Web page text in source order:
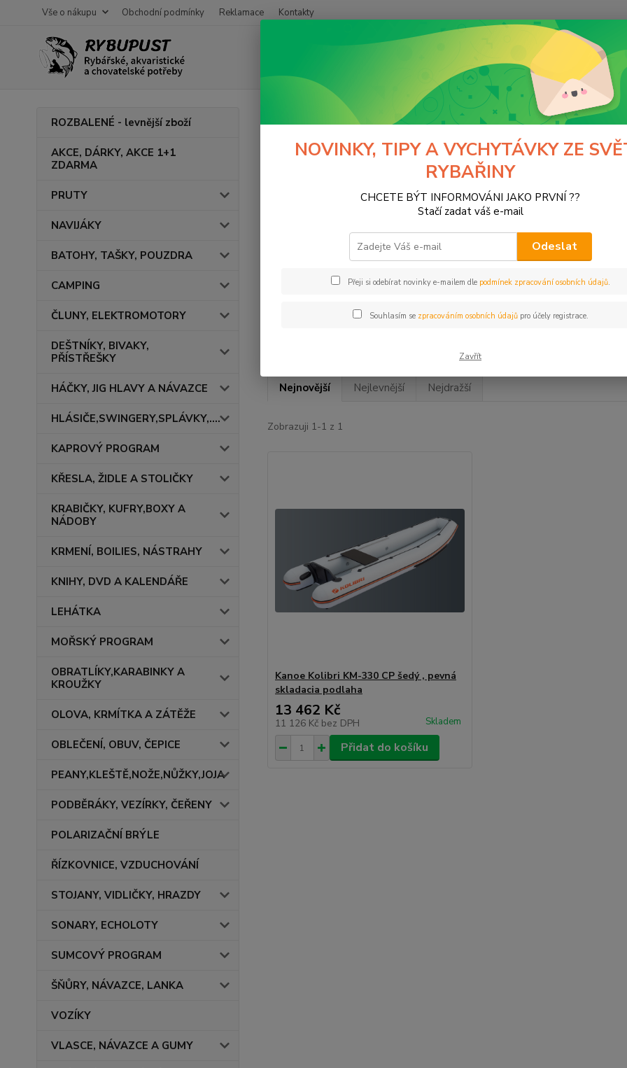
Vše o nákupu Obchodní podmínky Reklamace Kontakty
ROZBALENÉ - levnější zboží
AKCE, DÁRKY, AKCE 1+1
ZDARMA
PRUTY
NAVIJÁKY
BATOHY, TAŠKY, POUZDRA
CAMPING
ČLUNY, ELEKTROMOTORY
DEŠTNÍKY, BIVAKY,
PŘÍSTŘEŠKY
HÁČKY, JIG HLAVY A NÁVAZCE
HLÁSIČE,SWINGERY,SPLÁVKY,....
KAPROVÝ PROGRAM
KŘESLA, ŽIDLE A STOLIČKY
KRABIČKY, KUFRY,BOXY A
NÁDOBY
KRMENÍ, BOILIES, NÁSTRAHY
KNIHY, DVD A KALENDÁŘE
LEHÁTKA
MOŘSKÝ PROGRAM
OBRATLÍKY,KARABINKY A
KROUŽKY
OLOVA, KRMÍTKA A ZÁTĚŽE
OBLEČENÍ, OBUV, ČEPICE
PEANY,KLEŠTĚ,NOŽE,NŮŽKY,JOJA
PODBĚRÁKY, VEZÍRKY, ČEŘENY
POLARIZAČNÍ BRÝLE
ŘÍZKOVNICE, VZDUCHOVÁNÍ
STOJANY, VIDLIČKY, HRAZDY
SONARY, ECHOLOTY
SUMCOVÝ PROGRAM
ŠŇŮRY, NÁVAZCE, LANKA
VOZÍKY
VLASCE, NÁVAZCE A GUMY
NAFUKOVACIE KANOE
NAFUKOVACIE KANOE
Kč Od
Nejnovější Nejlevnější Nejdražší
Zobrazuji 1-1 z 1
Kanoe Kolibri KM-330 CP šedý , pevná
skladacia podlaha
13 462 Kč
11 126 Kč bez DPH Skladem
Přidat do košíku
NOVINKY, TIPY A VYCHYTÁVKY ZE
RYBAŘINY
CHCETE BÝT INFORMOVÁNI JAKO PRVNÍ ??
Stačí zadat váš e-mail
Odeslat
Přeji si odebírat novinky e-mailem dle podmínek zpracování osobních údajů.
Souhlasím se zpracováním osobních údajůpro účely registrace.
Zavřít